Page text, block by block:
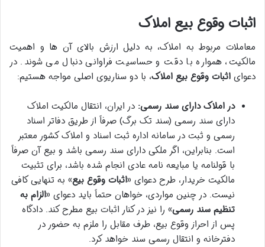
اثبات وقوع بیع املاک
معاملات مربوط به املاک، به دلیل ارزش بالای آن ها و اهمیت
مالکیت، همواره با دقت و حساسیت فراوانی دنبال می شوند. در
دعوای اثبات وقوع بیع املاک، با دو سناریوی اصلی مواجه هستیم:
در املاک دارای سند رسمی: در ایران، انتقال مالکیت املاک
دارای سند رسمی (سند تک برگ) صرفاً از طریق دفاتر اسناد
رسمی و ثبت در سامانه اداره ثبت اسناد و املاک کشور معتبر
است. بنابراین، اگر ملکی دارای سند رسمی باشد و بیع آن صرفاً
با قولنامه یا مبایعه نامه عادی انجام شده باشد، برای تثبیت
مالکیت خریدار، طرح دعوای «اثبات وقوع بیع» به تنهایی کافی
نیست. در چنین مواردی، خواهان حتماً باید دعوای «الزام به
تنظیم سند رسمی» را نیز در کنار اثبات بیع مطرح کند. دادگاه
پس از احراز وقوع بیع، طرف مقابل را ملزم به حضور در
دفترخانه و انتقال رسمی سند خواهد کرد.